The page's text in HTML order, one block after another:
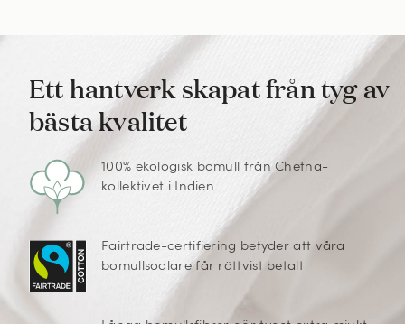
Ett hantverk skapat från tyg av
bästa kvalitet
100% ekologisk bomull från Chetna-
kollektivet i Indien
Fairtrade-certifiering betyder att våra
bomullsodlare får rättvist betalt